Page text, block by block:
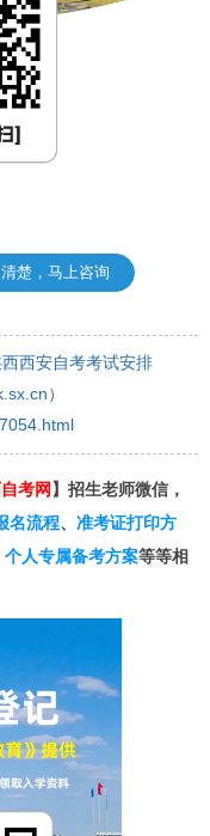
楚，马上咨询
西安自考考试安排
）
考网 】招生老师微信，
名流程、 准考证打印方
个人专属备考方案等等相